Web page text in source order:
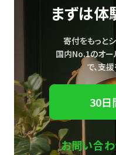
まずは体
寄付をもっと
国内No.1のオー
で、支援
30日
お問い合